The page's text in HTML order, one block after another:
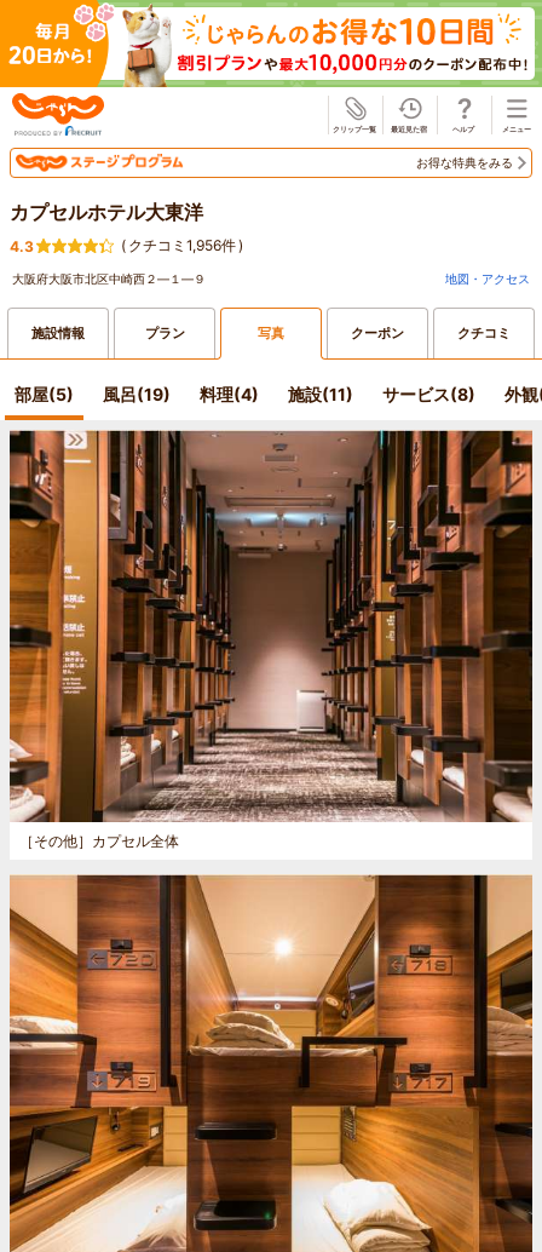
お得な特典をみる
カプセルホテル大東洋
4.3 ( クチコミ1,956件)
大阪府大阪市北区中崎西２―１―９ 地図・アクセス
施設情報 プラン 写真 クーポン クチコミ
部屋(5) 風呂(19) 料理(4) 施設(11) サービス(8) 外
［その他］ カプセル全体